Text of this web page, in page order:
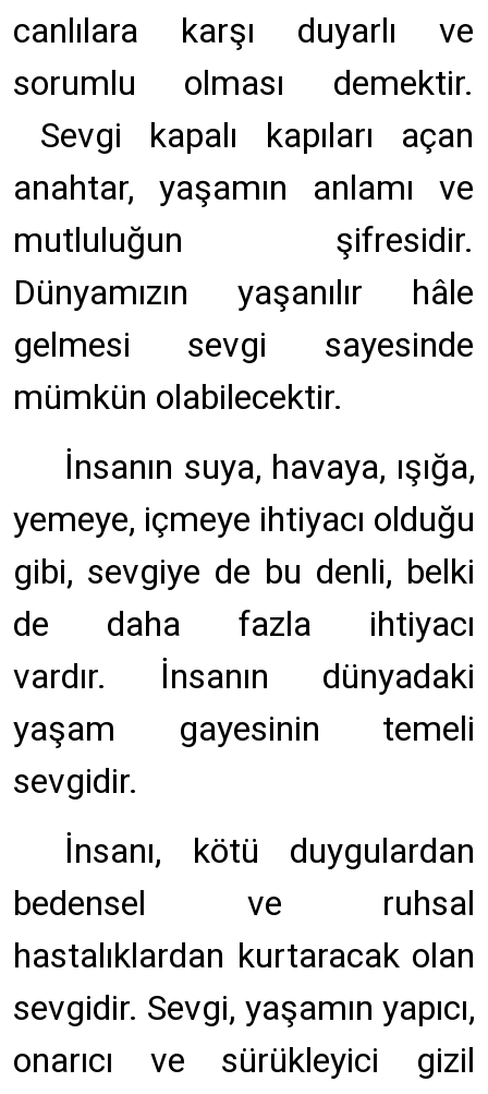
canlılara karşı duyarlı ve
sorumlu olması demektir.
Sevgi kapalı kapıları açan
anahtar, yaşamın anlamı ve
mutluluğun şifresidir.
Dünyamızın yaşanılır hâle
gelmesi sevgi sayesinde
mümkün olabilecektir.
İnsanın suya, havaya, ışığa,
yemeye, içmeye ihtiyacı olduğu
gibi, sevgiye de bu denli, belki
de daha fazla ihtiyacı
vardır. İnsanın dünyadaki
yaşam gayesinin temeli
sevgidir.
İnsanı, kötü duygulardan
bedensel ve ruhsal
hastalıklardan kurtaracak olan
sevgidir. Sevgi, yaşamın yapıcı,
onarıcı ve sürükleyici gizil